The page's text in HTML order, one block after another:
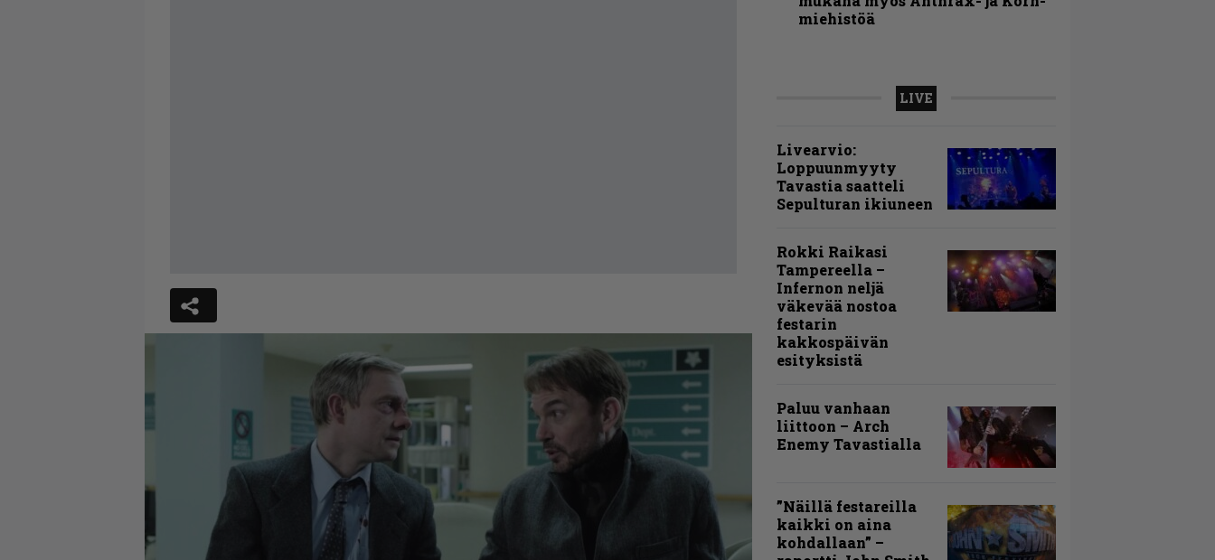
miehistöä
LIVE
Livearvio:
Loppuunmyyty
Tavastia saatteli
Sepulturan ikiuneen
Rokki Raikasi
Tampereella –
Infernon neljä
väkevää nostoa
festarin
kakkospäivän
esityksistä
Paluu vanhaan
liittoon – Arch
Enemy Tavastialla
”Näillä festareilla
kaikki on aina
kohdallaan” –